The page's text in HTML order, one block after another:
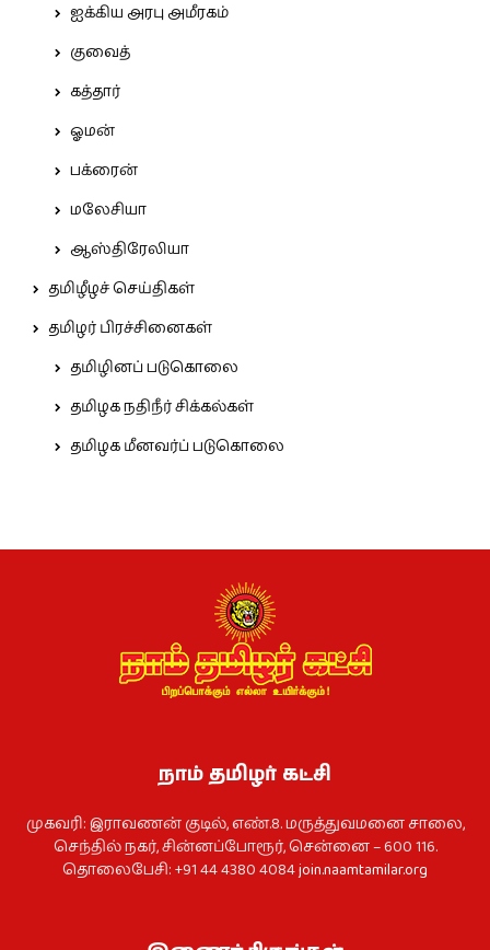
ஐக்கிய அரபு அமீரகம்
குவைத்
கத்தார்
ஓமன்
பக்ரைன்
மலேசியா
ஆஸ்திரேலியா
தமிழீழச் செய்திகள்
தமிழர் பிரச்சினைகள்
தமிழினப் படுகொலை
தமிழக நதிநீர் சிக்கல்கள்
தமிழக மீனவர்ப் படுகொலை
நாம் தமிழர் கட்சி
முகவரி: இராவணன் குடில், எண்.8. மருத்துவமனை சாலை,
செந்தில் நகர், சின்னப்போரூர், சென்னை – 600 116.
தொலைபேசி: +91 44 4380 4084join.naamtamilar.org